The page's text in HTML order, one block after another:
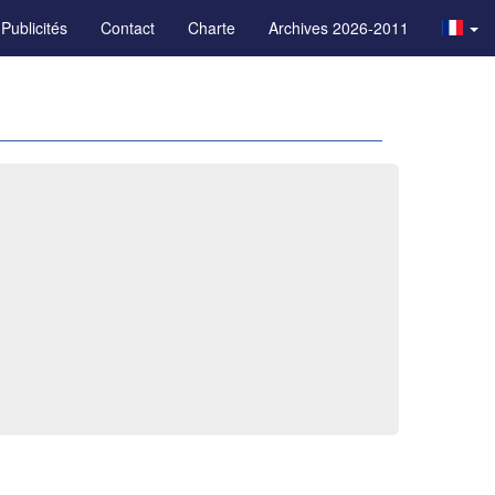
Publicités Contact Charte Archives 2026-2011